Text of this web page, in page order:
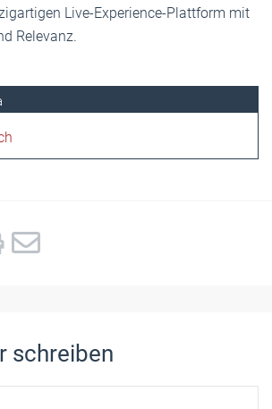
Live-Experience-Plattform mit
Relevanz.
schreiben